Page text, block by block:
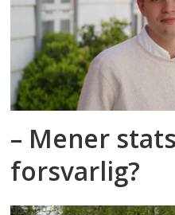
– Mener
forsvarlig?